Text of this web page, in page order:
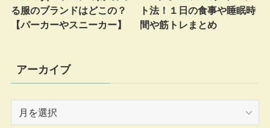
る服のブランドはどこの？
【パーカーやスニーカー】
ト法！１日の食事や睡眠時
間や筋トレまとめ
アーカイブ